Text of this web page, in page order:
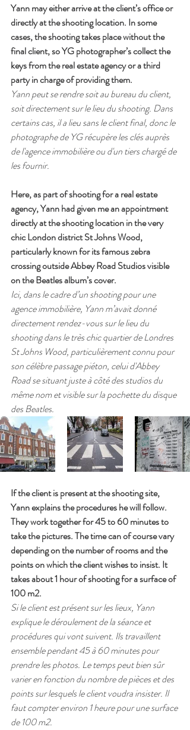
Yann may either arrive at the client’s office or
directly at the shooting location. In some
cases, the shooting takes place without the
final client, so YG photographer’s collect the
keys from the real estate agency or a third
party in charge of providing them.
Yann peut se rendre soit au bureau du client,
soit directement sur le lieu du shooting. Dans
certains cas, il a lieu sans le client final, donc le
photographe de YG récupère les clés auprès
de l'agence immobilière ou d'un tiers chargé de
les fournir.
Here, as part of shooting for a real estate
agency, Yann had given me an appointment
directly at the shooting location in the very
chic London district St Johns Wood,
particularly known for its famous zebra
crossing outside Abbey Road Studios visible
on the Beatles album’s cover.
Ici, dans le cadre d’un shooting pour une
agence immobilière, Yann m’avait donné
directement rendez-vous sur le lieu du
shooting dans le très chic quartier de Londres
St Johns Wood, particulièrement connu pour
son célèbre passage piéton, celui d'Abbey
Road se situant juste à côté des studios du
même nom et visible sur la pochette du disque
des Beatles.
If the client is present at the shooting site,
Yann explains the procedures he will follow.
They work together for 45 to 60 minutes to
take the pictures. The time can of course vary
depending on the number of rooms and the
points on which the client wishes to insist. It
takes about 1 hour of shooting for a surface of
100 m2.
Si le client est présent sur les lieux, Yann
explique le déroulement de la séance et
procédures qui vont suivent. Ils travaillent
ensemble pendant 45 à 60 minutes pour
prendre les photos. Le temps peut bien sûr
varier en fonction du nombre de pièces et des
points sur lesquels le client voudra insister. Il
faut compter environ 1 heure pour une surface
de 100 m2.